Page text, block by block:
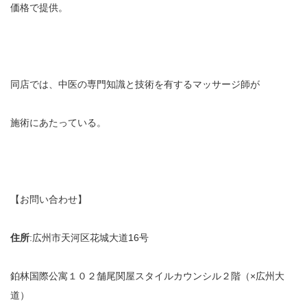
価格で提供。
同店では、中医の専門知識と技術を有するマッサージ師が
施術にあたっている。
【お問い合わせ】
住所:広州市天河区花城大道16号
鉑林国際公寓１０２舗尾関屋スタイルカウンシル２階（×広州大
道）